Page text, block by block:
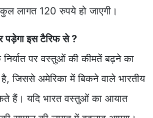
लागत 120 रुपये हो जाएगी।
पड़ेगा इस टैरिफ से ?
निर्यात पर वस्तुओं की कीमतें बढ़ने का
जिससे अमेरिका में बिकने वाले भारतीय
हैं। यदि भारत वस्तुओं का आयात